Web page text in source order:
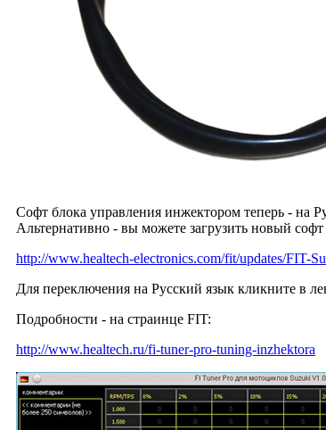
Софт блока управления инжектором теперь - на
Альтернативно - вы можете загрузить новый
http://www.healtech-electronics.com/fit/updates/FIT-
Для переключения на Русский язык кликните в
Подробности - на страинце FIT:
http://www.healtech.ru/fi-tuner-pro-tuning-inzhektora